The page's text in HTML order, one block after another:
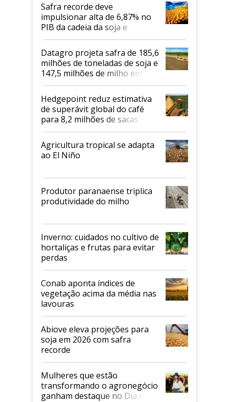
Safra recorde deve
impulsionar alta de 6,87% no
PIB da cadeia da soja e
biodiesel em 2026
Datagro projeta safra de 185,6
milhões de toneladas de soja e
147,5 milhões de milho em
2026/27
Hedgepoint reduz estimativa
de superávit global do café
para 8,2 milhões de sacas
Agricultura tropical se adapta
ao El Niño
Produtor paranaense triplica
produtividade do milho
Inverno: cuidados no cultivo de
hortaliças e frutas para evitar
perdas
Conab aponta índices de
vegetação acima da média nas
lavouras
Abiove eleva projeções para
soja em 2026 com safra
recorde
Mulheres que estão
transformando o agronegócio
ganham destaque no Dia do